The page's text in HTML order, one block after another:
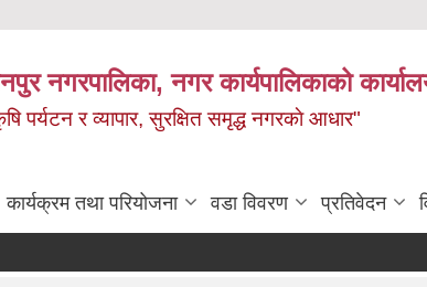
नगरपालिका, नगर कार्यपालिकाको
पर्यटन र व्यापार, सुरक्षित समृद्ध नगरकाे आधार"
कार्यक्रम तथा परियोजना वडा विवरण प्रतिवेदन